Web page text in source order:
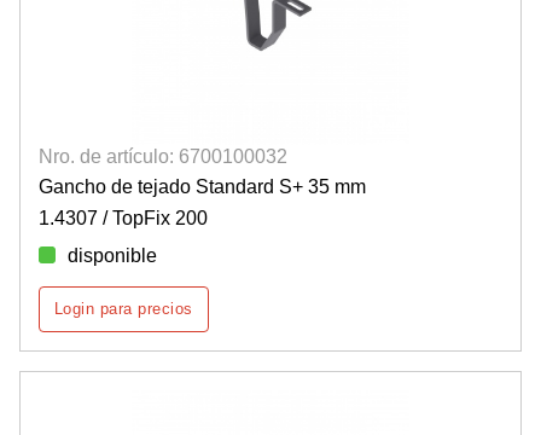
Nro. de artículo: 6700100032
Gancho de tejado Standard S+ 35 mm
1.4307 / TopFix 200
disponible
Login para precios